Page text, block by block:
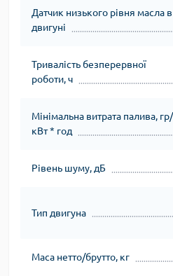
Датчик низького рівня масла в
двигуні
Тривалість безперервної
роботи, ч
Мінімальна витрата палива, гр/
кВт * год
Рівень шуму, дБ
Тип двигуна
Маса нетто/брутто, кг